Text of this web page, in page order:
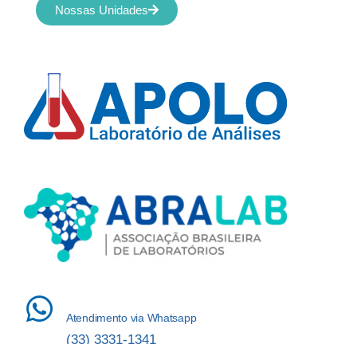
Atendimento via Whatsapp
(33) 3331-1341
Nossas Unidades